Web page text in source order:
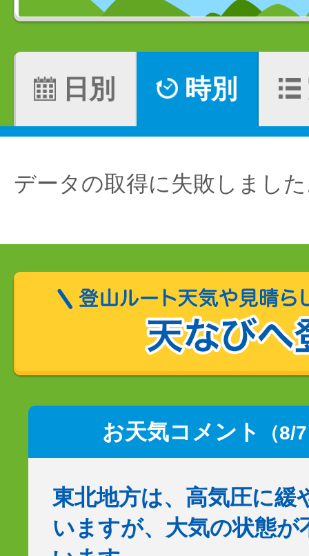
日別 時別
データの取得に失敗しまし
お天気コメント （8/
東北地方は、高気圧に緩
いますが、大気の状態が